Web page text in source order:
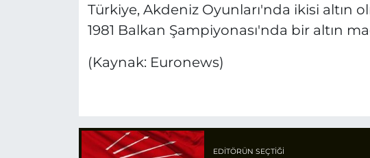
Türkiye, Akdeniz Oyunları'nda ikisi altın
1981 Balkan Şampiyonası'nda bir altın
(Kaynak: Euronews)
EDITÖRÜN SEÇTIĞI